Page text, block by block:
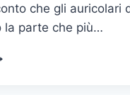
che gli auricolari
la parte che più…